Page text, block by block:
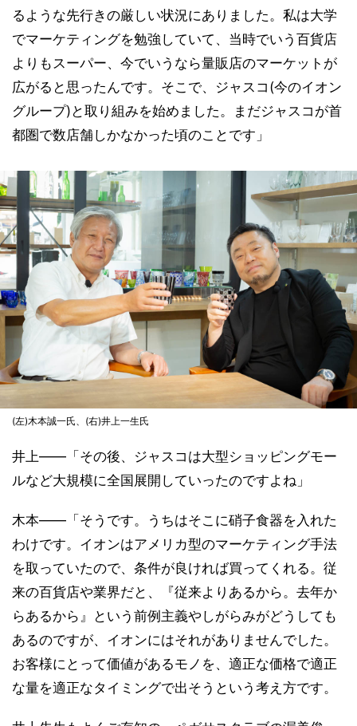
るような先行きの厳しい状況にありました。私は大学
でマーケティングを勉強していて、当時でいう百貨店
よりもスーパー、今でいうなら量販店のマーケットが
広がると思ったんです。そこで、ジャスコ(今のイオン
グループ)と取り組みを始めました。まだジャスコが首
都圏で数店舗しかなかった頃のことです」
(左)木本誠一氏、(右)井上一生氏
井上――「その後、ジャスコは大型ショッピングモー
ルなど大規模に全国展開していったのですよね」
木本――「そうです。うちはそこに硝子食器を入れた
わけです。イオンはアメリカ型のマーケティング手法
を取っていたので、条件が良ければ買ってくれる。従
来の百貨店や業界だと、『従来よりあるから。去年か
らあるから』という前例主義やしがらみがどうしても
あるのですが、イオンにはそれがありませんでした。
お客様にとって価値があるモノを、適正な価格で適正
な量を適正なタイミングで出そうという考え方です。